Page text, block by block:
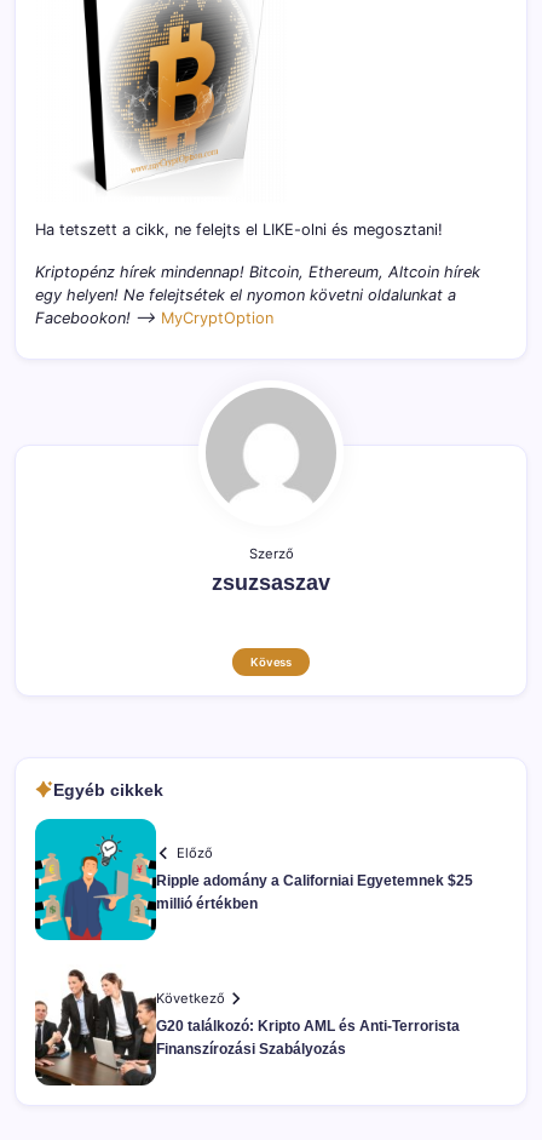
Ha tetszett a cikk, ne felejts el LIKE-olni és megosztani!
Kriptopénz hírek mindennap! Bitcoin, Ethereum, Altcoin hírek
egy helyen! Ne felejtsétek el nyomon követni oldalunkat a
Facebookon! –> MyCryptOption
Szerző
zsuzsaszav
Kövess
Egyéb cikkek
Előző
Ripple adomány a Californiai Egyetemnek $25
millió értékben
Következő
G20 találkozó: Kripto AML és Anti-Terrorista
Finanszírozási Szabályozás